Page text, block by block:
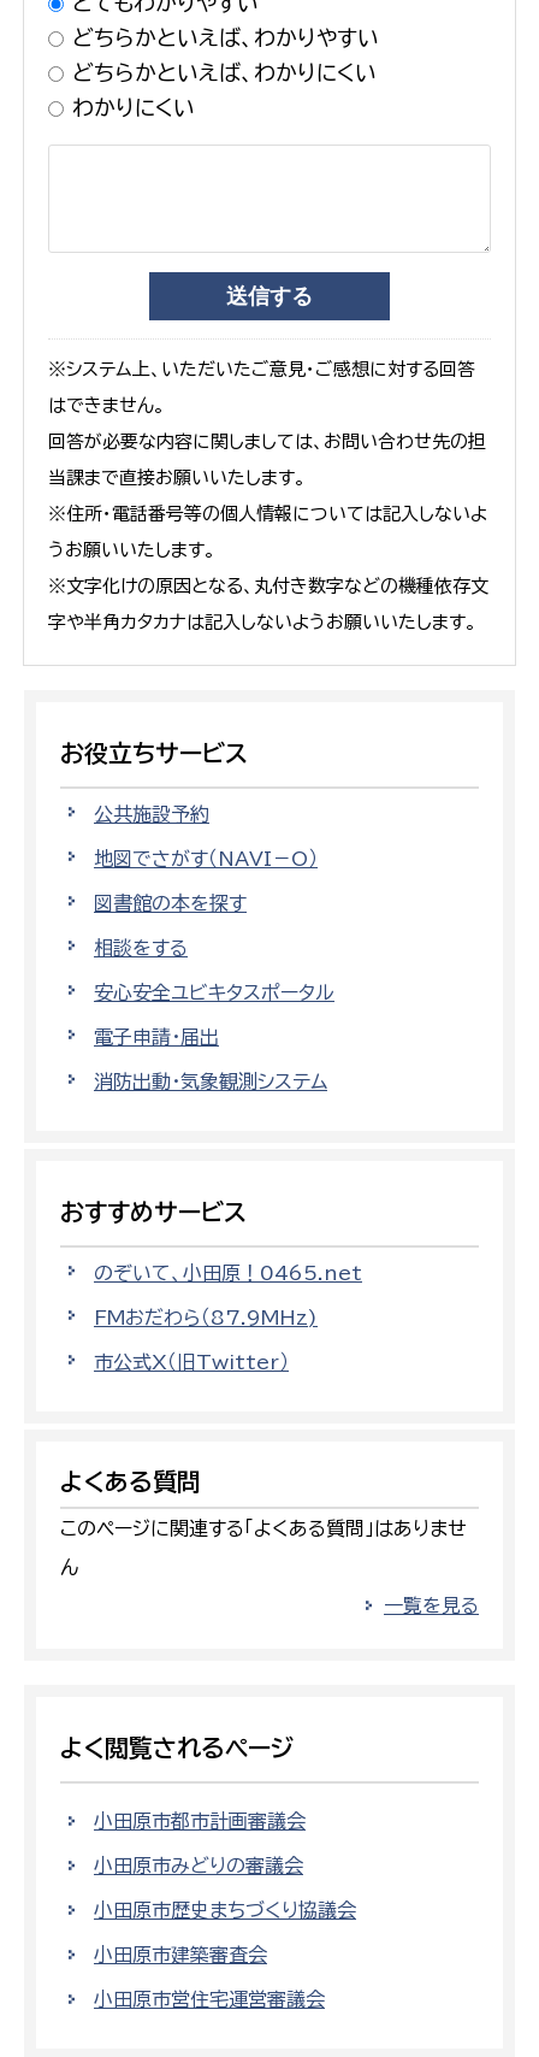
どちらかといえば、わかりやすい
どちらかといえば、わかりにくい
わかりにくい
※システム上、いただいたご意見・ご感想に対する回答
はできません。
回答が必要な内容に関しましては、お問い合わせ先の担
当課まで直接お願いいたします。
※住所・電話番号等の個人情報については記入しないよ
うお願いいたします。
※文字化けの原因となる、丸付き数字などの機種依存文
字や半角カタカナは記入しないようお願いいたします。
お役立ちサービス
公共施設予約
地図でさがす（NAVI－O）
図書館の本を探す
相談をする
安心安全ユビキタスポータル
電子申請・届出
消防出動・気象観測システム
おすすめサービス
のぞいて、小田原！0465.net
FMおだわら（87.9MHz)
市公式X（旧Twitter）
よくある質問
このページに関連する「よくある質問」はありませ
ん
一覧を見る
よく閲覧されるページ
小田原市都市計画審議会
小田原市みどりの審議会
小田原市歴史まちづくり協議会
小田原市建築審査会
小田原市営住宅運営審議会